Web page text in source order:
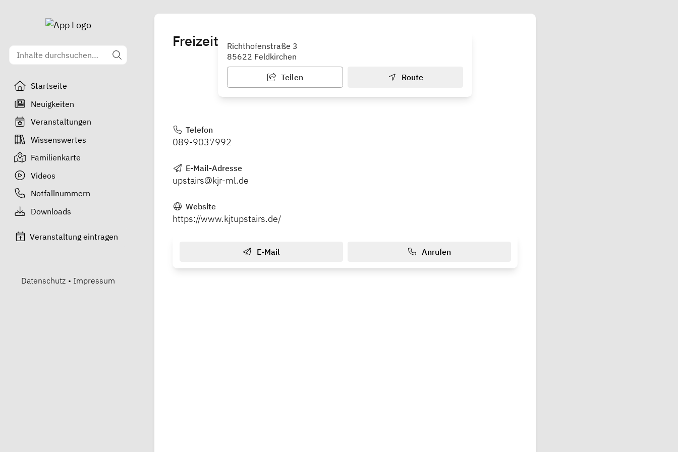
Startseite
Neuigkeiten
Veranstaltungen
Wissenswertes
Familienkarte
Videos
Notfallnummern
Downloads
Veranstaltung eintragen
Datenschutz • Impressum
Freizeitstätte Upstairs
Richthofenstraße 3
85622 Feldkirchen
Teilen Route
Telefon
089-9037992
E-Mail-Adresse
upstairs@kjr-ml.de
Website
https://www.kjtupstairs.de/
E-Mail Anrufen